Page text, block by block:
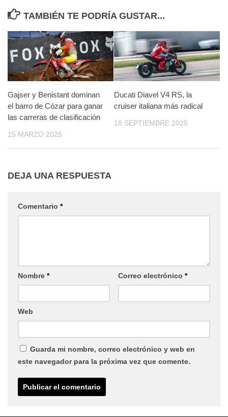
TAMBIÉN TE PODRÍA GUSTAR...
Gajser y Benistant dominan
el barro de Cózar para ganar
las carreras de clasificación
15 MARZO 2025
Ducati Diavel V4 RS, la
cruiser italiana más radical
18 SEPTIEMBRE 2025
DEJA UNA RESPUESTA
Comentario *
Nombre * Correo electrónico *
Web
Guarda mi nombre, correo electrónico y web en
este navegador para la próxima vez que comente.